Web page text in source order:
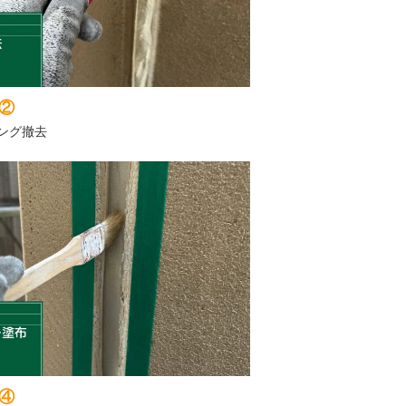
②
グ撤去
④